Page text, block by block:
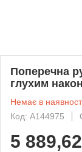
Поперечна
глухим
Немає в
Код: A144975
5 889,62